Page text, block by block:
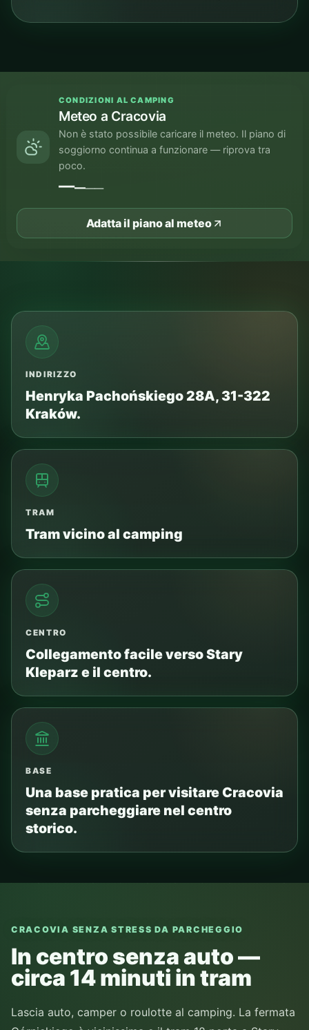
CONDIZIONI AL CAMPING
Meteo a Cracovia
Non è stato possibile caricare il meteo. Il piano di
soggiorno continua a funzionare — riprova tra
poco.
————
Adatta il piano al meteo
INDIRIZZO
Henryka Pachońskiego 28A, 31-322
Kraków.
TRAM
Tram vicino al camping
CENTRO
Collegamento facile verso Stary
Kleparz e il centro.
BASE
Una base pratica per visitare Cracovia
senza parcheggiare nel centro
storico.
CRACOVIA SENZA STRESS DA PARCHEGGIO
In centro senza auto —
circa 14 minuti in tram
Lascia auto, camper o roulotte al camping. La fermata